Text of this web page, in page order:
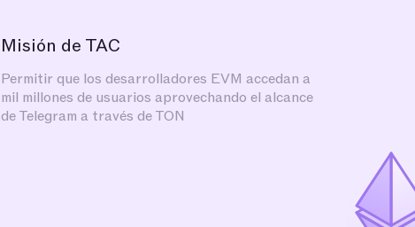
Misión de TAC
Permitir que los desarrolladores EVM accedan a
mil millones de usuarios aprovechando el alcance
de Telegram a través de TON